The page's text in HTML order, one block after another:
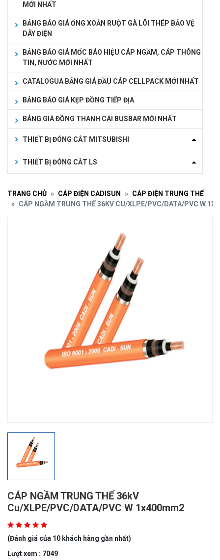
MỚI NHẤT
BẢNG BÁO GIÁ ỐNG XOẮN RUỘT GÀ LÕI THÉP BẢO VỆ
DÂY ĐIỆN
BẢNG BÁO GIÁ MỐC BÁO HIỆU CÁP NGẦM, CÁP THÔNG
TIN, NƯỚC MỚI NHẤT
CATALOGUA BẢNG GIÁ ĐẦU CÁP CELLPACK MỚI NHẤT
BẢNG BÁO GIÁ KẸP ĐỒNG TIẾP ĐỊA
BẢNG GIÁ ĐỒNG THANH CÁI BUSBAR MỚI NHẤT
THIẾT BỊ ĐÓNG CẮT MITSUBISHI
THIẾT BỊ ĐÓNG CẮT LS
TRANG CHỦ CÁP ĐIỆN CADISUN
CÁP ĐIỆN TRUNG THẾ
CÁP NGẦM TRUNG THẾ 36KV CU/XLPE/PVC/DATA/PVC W
CÁP NGẦM TRUNG THẾ 36kV
Cu/XLPE/PVC/DATA/PVC W 1x400mm2
(Đánh giá của 10 khách hàng gần nhất)
Lượt xem : 7049